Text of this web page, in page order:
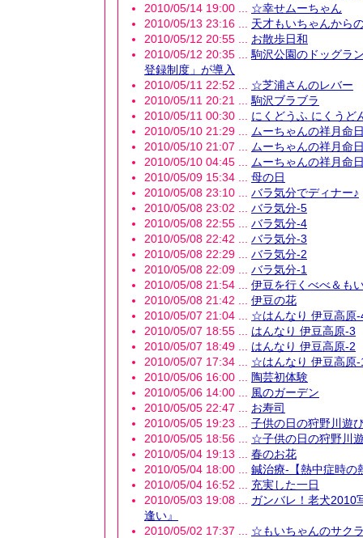
2010/05/14 19:00 ... ☆幸せムーちゃん
2010/05/13 23:16 ... 天才もいちゃんから
2010/05/12 20:55 ... お散歩日和
2010/05/12 20:35 ... 駒沢公園のドッグラ
登録制度」が導入
2010/05/11 22:52 ... ☆芝浦さんのレバー
2010/05/11 20:21 ... 駒沢ブラブラ
2010/05/11 00:30 ... にくどうふ にくうど
2010/05/10 21:29 ...
ムーちゃんの祥月命
2010/05/10 21:07 ...
ムーちゃんの祥月命
2010/05/10 04:45 ...
ムーちゃんの祥月命
2010/05/09 15:34 ... 母の日
2010/05/08 23:10 ... バラ気分でディナー♪
2010/05/08 23:02 ... バラ気分-5
2010/05/08 22:55 ... バラ気分-4
2010/05/08 22:42 ... バラ気分-3
2010/05/08 22:29 ... バラ気分-2
2010/05/08 22:09 ... バラ気分-1
2010/05/08 21:54 ... 伊豆を行くべべ＆も
2010/05/08 21:42 ... 伊豆の花
2010/05/07 21:04 ... ☆はんなり 伊豆高原-
2010/05/07 18:55 ... はんなり 伊豆高原-3
2010/05/07 18:49 ... はんなり 伊豆高原-2
2010/05/07 17:34 ... ☆はんなり 伊豆高原-
2010/05/06 16:00 ...
陶芸初体験
2010/05/06 14:00 ... 風のガーデン
2010/05/05 22:47 ... お寿司
2010/05/05 19:23 ... 子供の日の狩野川遊
2010/05/05 18:56 ... ☆子供の日の狩野川
2010/05/04 19:13 ... 春のお花
2010/05/04 18:00 ... 鍼治療-【熱中症時の
2010/05/04 16:52 ... 充実した一日
2010/05/03 19:08 ... ガンバレ！老犬2010
逢い』
2010/05/02 17:37 ... ☆もいちゃんのサク